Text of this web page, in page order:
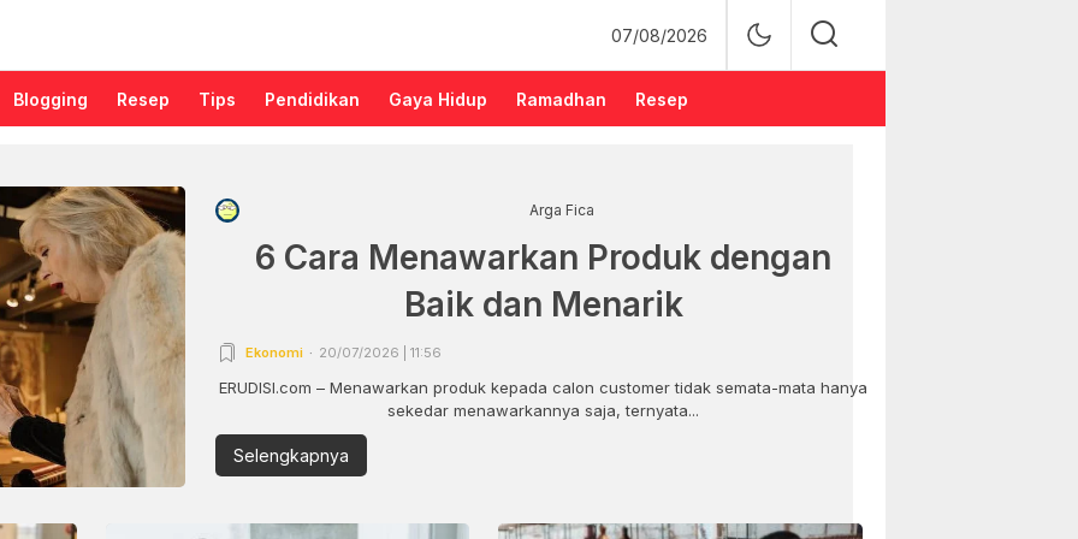
07/08/2026
Blogging Resep Tips Pendidikan Gaya Hidup Ramadhan Resep
Arga Fica
6 Cara Menawarkan Produk dengan
Baik dan Menarik
Ekonomi 20/07/2026 | 11:56
ERUDISI.com – Menawarkan produk kepada calon customer tidak semata-mata hanya
sekedar menawarkannya saja, ternyata...
Selengkapnya